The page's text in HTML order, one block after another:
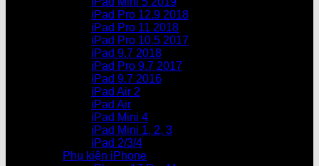
iPad Pro 12.9 2018
iPad Pro 11 2018
iPad Pro 10.5 2017
iPad 9.7 2018
iPad Pro 9.7 2017
iPad 9.7 2016
iPad Air 2
iPad Air
iPad Mini 4
iPad Mini 1, 2, 3
iPad 2/3/4
Phụ kiện iPhone